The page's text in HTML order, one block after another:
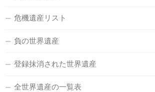
危機遺産リスト
負の世界遺産
登録抹消された世界遺産
全世界遺産の一覧表